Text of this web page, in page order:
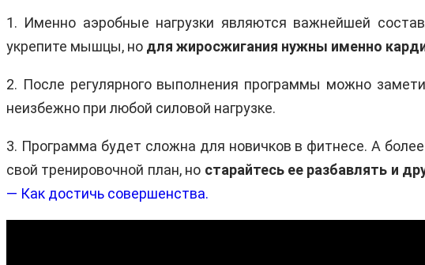
1. Именно аэробные нагрузки являются важнейшей
укрепите мышцы, но для жиросжигания нужны именно
2. После регулярного выполнения программы можно
неизбежно при любой силовой нагрузке.
3. Программа будет сложна для новичков в фитнесе. А
свой тренировочной план, но старайтесь ее разбавлять и
— Как достичь совершенства.